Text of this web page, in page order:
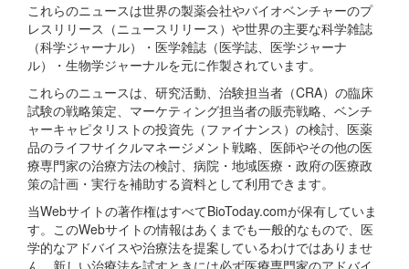
これらのニュースは世界の製薬会社やバイオベンチャーのプ
レスリリース（ニュースリリース）や世界の主要な科学雑誌
（科学ジャーナル）・医学雑誌（医学誌、医学ジャーナ
ル）・生物学ジャーナルを元に作製されています。
これらのニュースは、研究活動、治験担当者（CRA）の臨床
試験の戦略策定、マーケティング担当者の販売戦略、ベンチ
ャーキャピタリストの投資先（ファイナンス）の検討、医薬
品のライフサイクルマネージメント戦略、医師やその他の医
療専門家の治療方法の検討、病院・地域医療・政府の医療政
策の計画・実行を補助する資料として利用できます。
当Webサイトの著作権はすべてBioToday.comが保有していま
す。このWebサイトの情報はあくまでも一般的なもので、医
学的なアドバイスや治療法を提案しているわけではありませ